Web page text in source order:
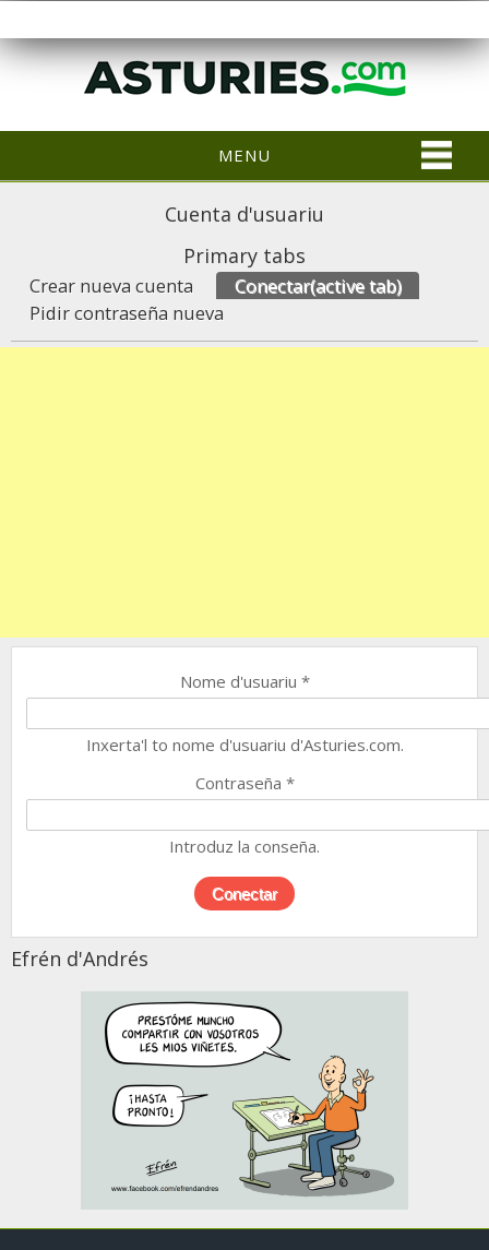
MENU
Cuenta d'usuariu
Primary tabs
Crear nueva cuenta Conectar(active tab)
Pidir contraseña nueva
Nome d'usuariu *
Inxerta'l to nome d'usuariu d'Asturies.com.
Contraseña *
Introduz la conseña.
Efrén d'Andrés